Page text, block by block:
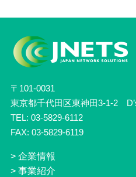
〒101-0031
東京都千代田区東神田3-1-2
TEL: 03-5829-6112
FAX: 03-5829-6119
> 企業情報
> 事業紹介